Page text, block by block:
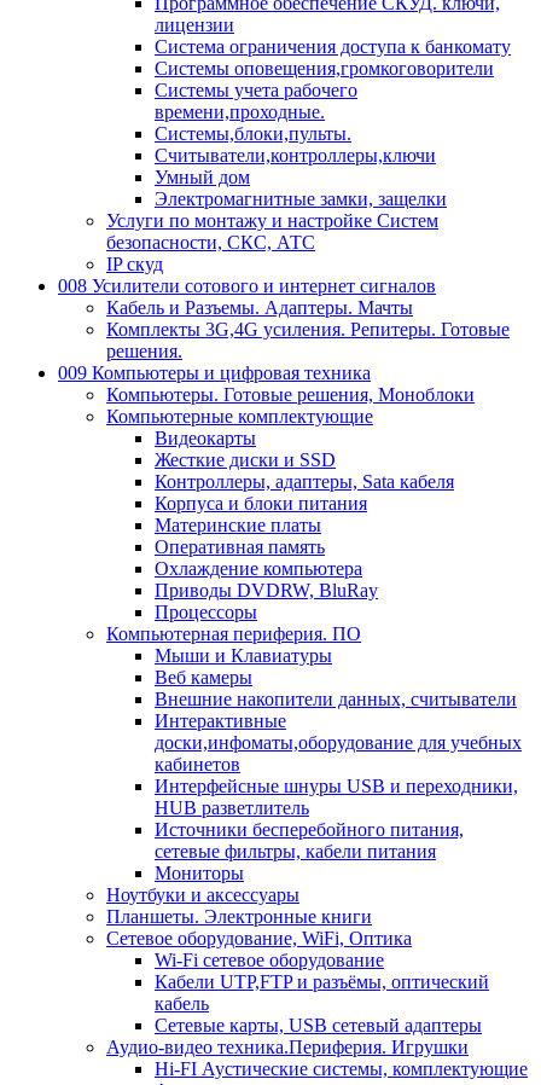
лицензии
Система ограничения доступа к банкомату
Системы оповещения,громкоговорители
Системы учета рабочего
времени,проходные.
Системы,блоки,пульты.
Считыватели,контроллеры,ключи
Умный дом
Электромагнитные замки, защелки
Услуги по монтажу и настройке Систем
безопасности, СКС, АТС
IP скуд
008 Усилители сотового и интернет сигналов
Кабель и Разъемы. Адаптеры. Мачты
Комплекты 3G,4G усиления. Репитеры. Готовые
решения.
009 Компьютеры и цифровая техника
Компьютеры. Готовые решения, Моноблоки
Компьютерные комплектующие
Видеокарты
Жесткие диски и SSD
Контроллеры, адаптеры, Sata кабеля
Корпуса и блоки питания
Материнские платы
Оперативная память
Охлаждение компьютера
Приводы DVDRW, BluRay
Процессоры
Компьютерная периферия. ПО
Мыши и Клавиатуры
Веб камеры
Внешние накопители данных, считыватели
Интерактивные
доски,инфоматы,оборудование для учебных
кабинетов
Интерфейсные шнуры USB и переходники,
HUB разветлитель
Источники бесперебойного питания,
сетевые фильтры, кабели питания
Мониторы
Ноутбуки и аксессуары
Планшеты. Электронные книги
Сетевое оборудование, WiFi, Оптика
Wi-Fi сетевое оборудование
Кабели UTP,FTP и разъёмы, оптический
кабель
Сетевые карты, USB сетевый адаптеры
Аудио-видео техника.Периферия. Игрушки
Hi-FI Аустические системы, комплектующие